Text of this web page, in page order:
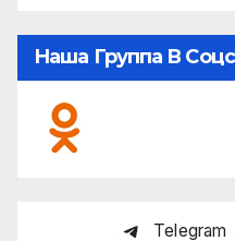
Наша Группа В
Telegram